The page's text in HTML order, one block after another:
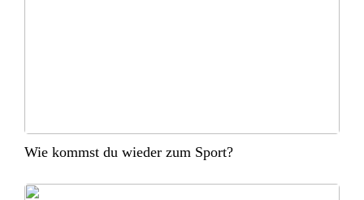
Wie kommst du wieder zum Sport?